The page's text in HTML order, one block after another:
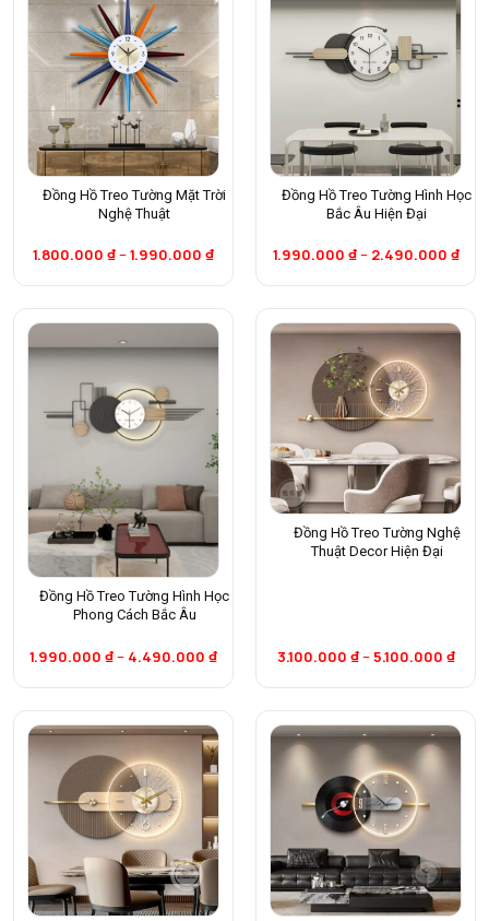
Đồng Hồ Treo Tường Mặt Trời
Nghệ Thuật
1.800.000 ₫–1.990.000 ₫
Đồng Hồ Treo Tường Hình Học
Bắc Âu Hiện Đại
1.990.000 ₫– 2.490.000 ₫
Đồng Hồ Treo Tường Hình Học
Phong Cách Bắc Âu
1.990.000 ₫– 4.490.000 ₫
Đồng Hồ Treo Tường Nghệ
Thuật Decor Hiện Đại
3.100.000 ₫–5.100.000 ₫